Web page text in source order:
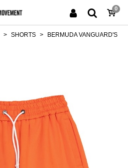
0
> SHORTS >
BERMUDA VANGUARD'S